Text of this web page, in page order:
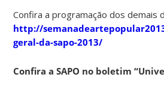
Confira a programação dos demais
http://
geral-da-sapo-2013/
Confira a SAPO no boletim